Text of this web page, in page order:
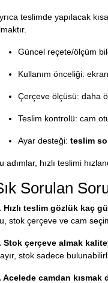
teslimde yapılacak
Güncel reçete/ölçüm
Kullanım önceliği:
Çerçeve ölçüsü: daha
Teslim kontrolü: cam
Ayar desteği: teslim
adımlar, hızlı teslimi
Sorulan
Hızlı teslim gözlük kaç
stok çerçeve ve cam
Stok çerçeve almak
stok sadece
Acelede camdan kısmak